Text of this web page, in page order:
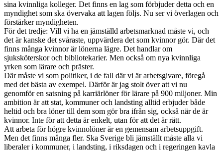
sina kvinnliga kolleger. Det finns en lag som förbjuder detta och en
myndighet som ska övervaka att lagen följs. Nu ser vi överlagen och
förstärker myndigheten.
För det tredje: Vill vi ha en jämställd arbetsmarknad måste vi, och
det är kanske det svåraste, uppvärdera det som kvinnor gör. Där det
finns många kvinnor är lönerna lägre. Det handlar om
sjuksköterskor och bibliotekarier. Men också om nya kvinnliga
yrken som lärare och präster.
Där måste vi som politiker, i de fall där vi är arbetsgivare, föregå
med det bästa av exempel. Därför är jag stolt över att vi nu
genomför en satsning på karriärlöner för lärare på 900 miljoner. Min
ambition är att stat, kommuner och landsting alltid erbjuder både
heltid och bra löner till dem som gör bra ifrån sig, också när de är
kvinnor. Inte för att detta är enkelt, utan för att det är rätt.
Att arbeta för högre kvinnolöner är en gemensam arbetsuppgift.
Men det finns många fler. Ska Sverige bli jämställt måste alla vi
liberaler i kommuner, i landsting, i riksdagen och i regeringen kavla